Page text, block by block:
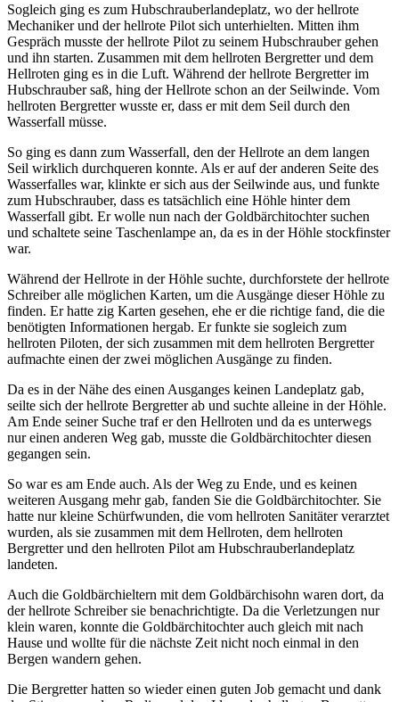
Sogleich ging es zum Hubschrauberlandeplatz, wo der hellrote
Mechaniker und der hellrote Pilot sich unterhielten. Mitten ihm
Gespräch musste der hellrote Pilot zu seinem Hubschrauber gehen
und ihn starten. Zusammen mit dem hellroten Bergretter und dem
Hellroten ging es in die Luft. Während der hellrote Bergretter im
Hubschrauber saß, hing der Hellrote schon an der Seilwinde. Vom
hellroten Bergretter wusste er, dass er mit dem Seil durch den
Wasserfall müsse.
So ging es dann zum Wasserfall, den der Hellrote an dem langen
Seil wirklich durchqueren konnte. Als er auf der anderen Seite des
Wasserfalles war, klinkte er sich aus der Seilwinde aus, und funkte
zum Hubschrauber, dass es tatsächlich eine Höhle hinter dem
Wasserfall gibt. Er wolle nun nach der Goldbärchitochter suchen
und schaltete seine Taschenlampe an, da es in der Höhle stockfinster
war.
Während der Hellrote in der Höhle suchte, durchforstete der hellrote
Schreiber alle möglichen Karten, um die Ausgänge dieser Höhle zu
finden. Er hatte zig Karten gesehen, ehe er die richtige fand, die die
benötigten Informationen hergab. Er funkte sie sogleich zum
hellroten Piloten, der sich zusammen mit dem hellroten Bergretter
aufmachte einen der zwei möglichen Ausgänge zu finden.
Da es in der Nähe des einen Ausganges keinen Landeplatz gab,
seilte sich der hellrote Bergretter ab und suchte alleine in der Höhle.
Am Ende seiner Suche traf er den Hellroten und da es unterwegs
nur einen anderen Weg gab, musste die Goldbärchitochter diesen
gegangen sein.
So war es am Ende auch. Als der Weg zu Ende, und es keinen
weiteren Ausgang mehr gab, fanden Sie die Goldbärchitochter. Sie
hatte nur kleine Schürfwunden, die vom hellroten Sanitäter verarztet
wurden, als sie zusammen mit dem Hellroten, dem hellroten
Bergretter und den hellroten Pilot am Hubschrauberlandeplatz
landeten.
Auch die Goldbärchieltern mit dem Goldbärchisohn waren dort, da
der hellrote Schreiber sie benachrichtigte. Da die Verletzungen nur
klein waren, konnte die Goldbärchitochter auch gleich mit nach
Hause und wollte für die nächste Zeit nicht noch einmal in den
Bergen wandern gehen.
Die Bergretter hatten so wieder einen guten Job gemacht und dank